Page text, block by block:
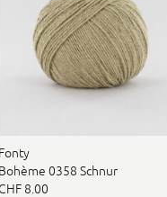
Fonty
Bohème 0358 Schnur
CHF 8.00